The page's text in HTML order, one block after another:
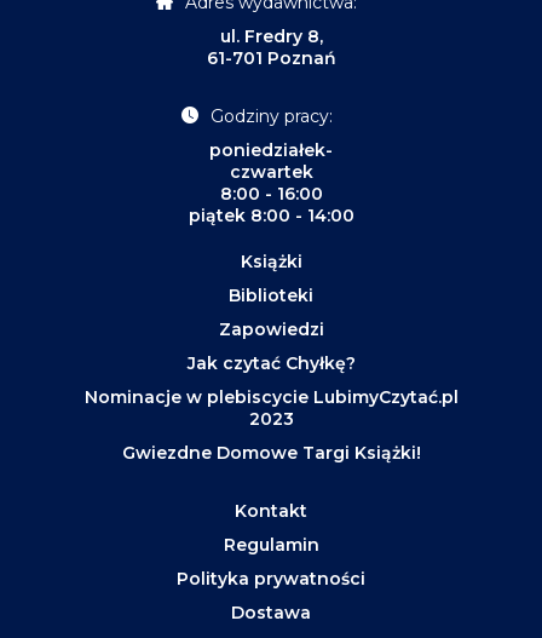
ul. Fredry 8,
61-701 Poznań
Godziny pracy:
poniedziałek-
czwartek
8:00 - 16:00
piątek 8:00 - 14:00
Książki
Biblioteki
Zapowiedzi
Jak czytać Chyłkę?
Nominacje w plebiscycie LubimyCzytać.pl
2023
Gwiezdne Domowe Targi Książki!
Kontakt
Regulamin
Polityka prywatności
Dostawa